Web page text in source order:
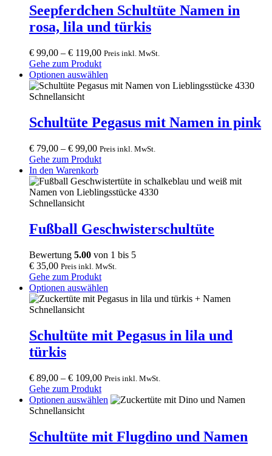
variants.
The
options
be
the
Seepferdchen Schultüte Namen in
rosa, lila und türkis
€ 99,00 – € 119,00 Preis inkl. MwSt.
Gehe zum Produkt
Optionen auswählen
product
variants.
The
may
on
the
Schnellansicht
Schultüte Pegasus mit Namen in pink
€ 79,00 – € 99,00 Preis inkl. MwSt.
Gehe zum Produkt
In den Warenkorb
Schnellansicht
Fußball Geschwisterschultüte
Bewertung 5.00 von 1 bis 5
€ 35,00 Preis inkl. MwSt.
Gehe zum Produkt
Optionen auswählen
product
variants.
The
be
on
the
page
Schnellansicht
Schultüte mit Pegasus in lila und
türkis
€ 89,00 – € 109,00 Preis inkl. MwSt.
Gehe zum Produkt
Optionen auswählen This
multiple
variants.
Schnellansicht
Schultüte mit Flugdino und Namen